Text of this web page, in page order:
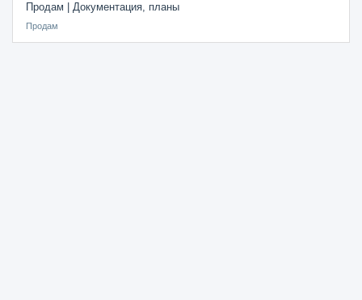
Продам | Документация, планы
Продам